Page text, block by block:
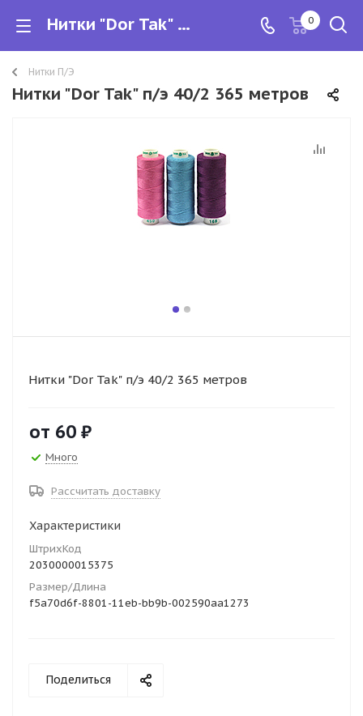
Нитки "Dor Tak" п/э 40/2 365 метров 0
Нитки П/Э
Нитки "Dor Tak" п/э 40/2 365 метров
Нитки "Dor Tak" п/э 40/2 365 метров
от 60 ₽
Много
Рассчитать доставку
Характеристики
ШтрихКод
2030000015375
Размер/Длина
f5a70d6f-8801-11eb-bb9b-002590aa1273
Поделиться